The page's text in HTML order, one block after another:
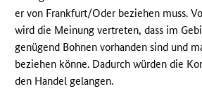
er von Frankfurt/Oder beziehen muss.
wird die Meinung vertreten, dass im
genügend Bohnen vorhanden sind und
beziehen könne. Dadurch würden die
den Handel gelangen.